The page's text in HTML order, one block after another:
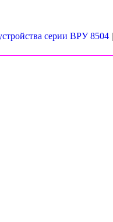
серии ВРУ 8504|